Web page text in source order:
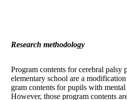
Research methodology
Program contents for cerebral palsy
elementary school are a
gram contents for pupils with mental
However, those program contents